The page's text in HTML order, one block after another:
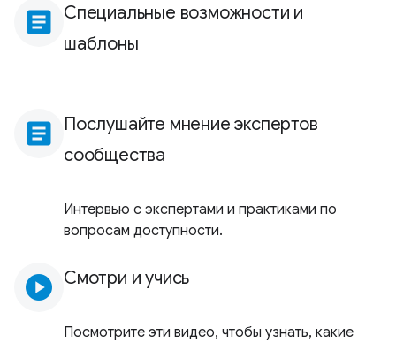
article Специальные возможности и
шаблоны
article
Послушайте мнение экспертов
сообщества
Интервью с экспертами и практиками по
вопросам доступности.
play_circle Смотри и учись
Посмотрите эти видео, чтобы узнать, какие